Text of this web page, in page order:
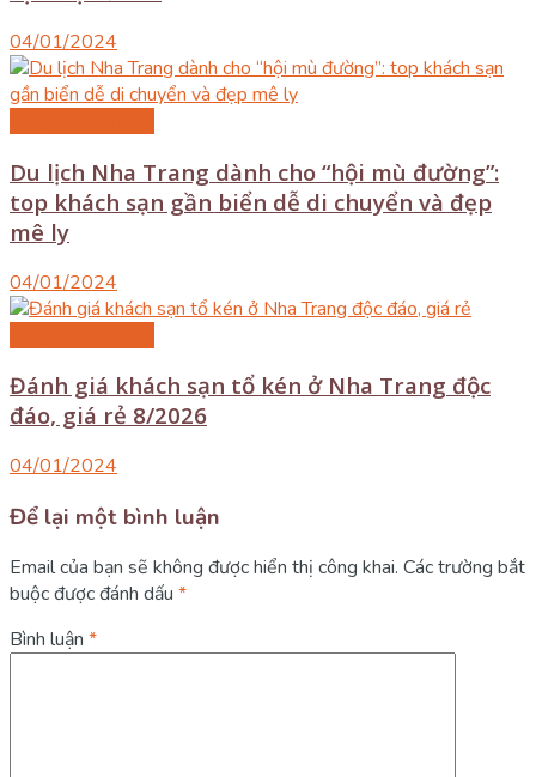
04/01/2024
Du lịch Nha Trang dành cho “hội mù đường”:
top khách sạn gần biển dễ di chuyển và đẹp
mê ly
04/01/2024
Đánh giá khách sạn tổ kén ở Nha Trang độc
đáo, giá rẻ 8/2026
04/01/2024
Để lại một bình luận
Email của bạn sẽ không được hiển thị công khai. Các trường bắt
buộc được đánh dấu *
Bình luận *